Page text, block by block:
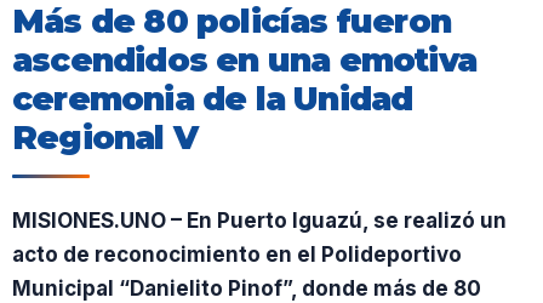
Más de 80 policías fueron
ascendidos en una emotiva
ceremonia de la Unidad
Regional V
MISIONES.UNO – En Puerto Iguazú, se realizó un
acto de reconocimiento en el Polideportivo
Municipal “Danielito Pinof”, donde más de 80